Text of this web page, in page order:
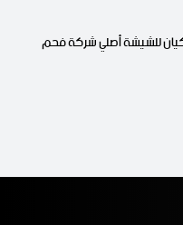
للشيشة أصلي شركة فحم